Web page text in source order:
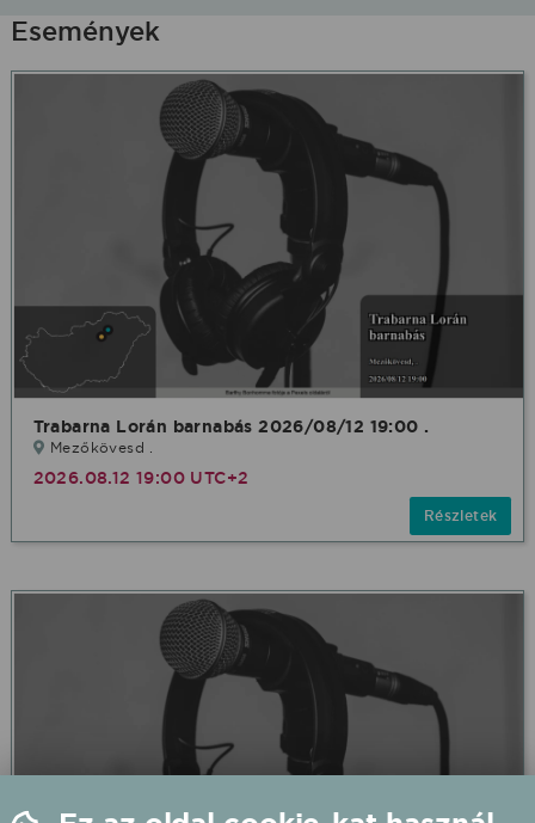
Események
Trabarna Lorán barnabás 2026/08/12 19:00 .
Mezőkövesd .
2026.08.12 19:00 UTC+2
Részletek